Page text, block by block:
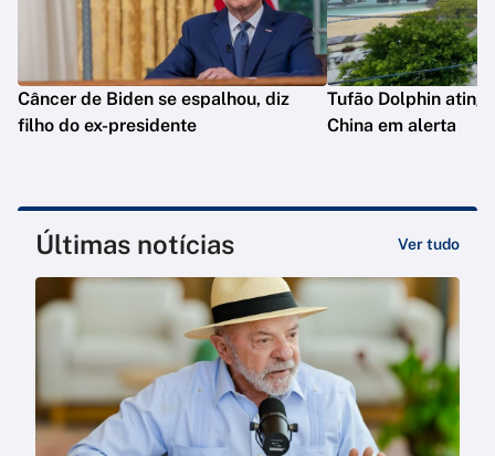
Câncer de Biden se espalhou, diz
filho do ex-presidente
Tufão Dolphin
China em alerta
Últimas notícias Ver tudo